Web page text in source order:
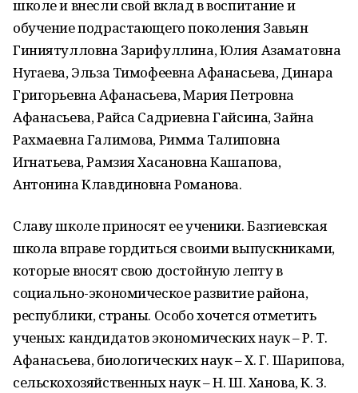
школе и внесли свой вклад в воспитание и
обучение подрастающего поколения Завьян
Гиниятулловна Зарифуллина, Юлия Азаматовна
Нугаева, Эльза Тимофеевна Афанасьева, Динара
Григорьевна Афанасьева, Мария Петровна
Афанасьева, Райса Садриевна Гайсина, Зайна
Рахмаевна Галимова, Римма Талиповна
Игнатьева, Рамзия Хасановна Кашапова,
Антонина Клавдиновна Романова.
Славу школе приносят ее ученики. Базгиевская
школа вправе гордиться своими выпускниками,
которые вносят свою достойную лепту в
социально-экономическое развитие района,
республики, страны. Особо хочется отметить
ученых: кандидатов экономических наук – Р. Т.
Афанасьева, биологических наук – Х. Г. Шарипова,
сельскохозяйственных наук – Н. Ш. Ханова, К. З.